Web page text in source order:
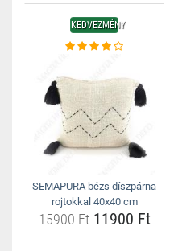
KEDVEZMÉNY
SEMAPURA bézs díszpárna
rojtokkal 40x40 cm
15900 Ft11900 Ft